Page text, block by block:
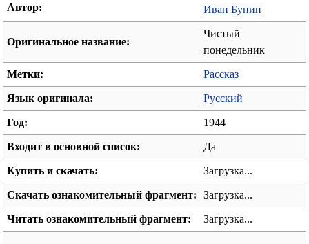
Автор: Иван Бунин
Оригинальное название:
Чистый
понедельник
Метки: Рассказ
Язык оригинала: Русский
Год: 1944
Входит в основной список: Да
Купить и скачать: Загрузка...
Скачать ознакомительный фрагмент: Загрузка...
Читать ознакомительный фрагмент: Загрузка...